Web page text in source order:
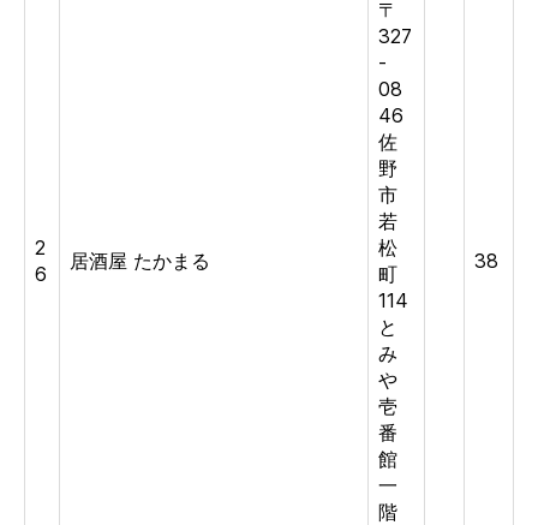
2
6
居酒屋 たかまる
〒
327
-
08
46
佐
野
市
若
松
町
114
と
み
や
壱
番
館
一
階
38